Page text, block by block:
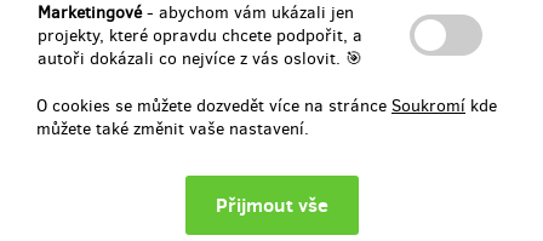
Marketingové- abychom vám ukázali jen
projekty, které opravdu chcete podpořit, a
autoři dokázali co nejvíce z vás oslovit. 🎯
O cookies se můžete dozvedět více na stránce Soukromí kde
můžete také změnit vaše nastavení.
Najdete nás na